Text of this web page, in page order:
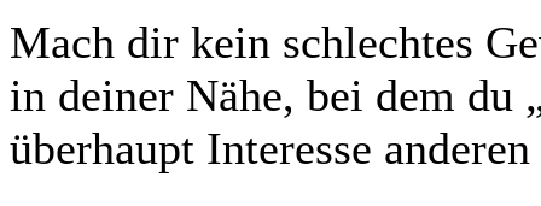
Mach dir kein schlechtes
in deiner Nähe, bei dem du
überhaupt Interesse